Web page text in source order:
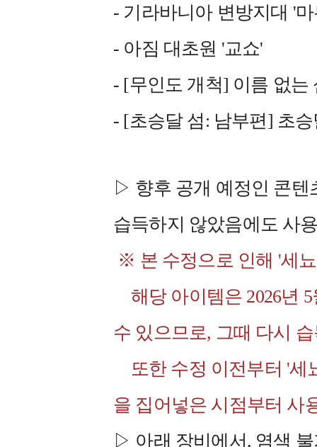
- 기라바니아 변방지대 '
- 아짐 대초원 '교쇼'
- [무인도 개척] 이름 없는
- [초승달 섬: 남부편] 초
▷ 향후 공개 예정인 콘텐
습득하지 않았음에도 사
※ 본 수정으로 인해 '세
해당 아이템은 2026년
수 있으므로, 그때 다시
또한 수정 이전부터 '세
을 집어넣은 시점부터 사
▷ 아래 장비에서, 염색